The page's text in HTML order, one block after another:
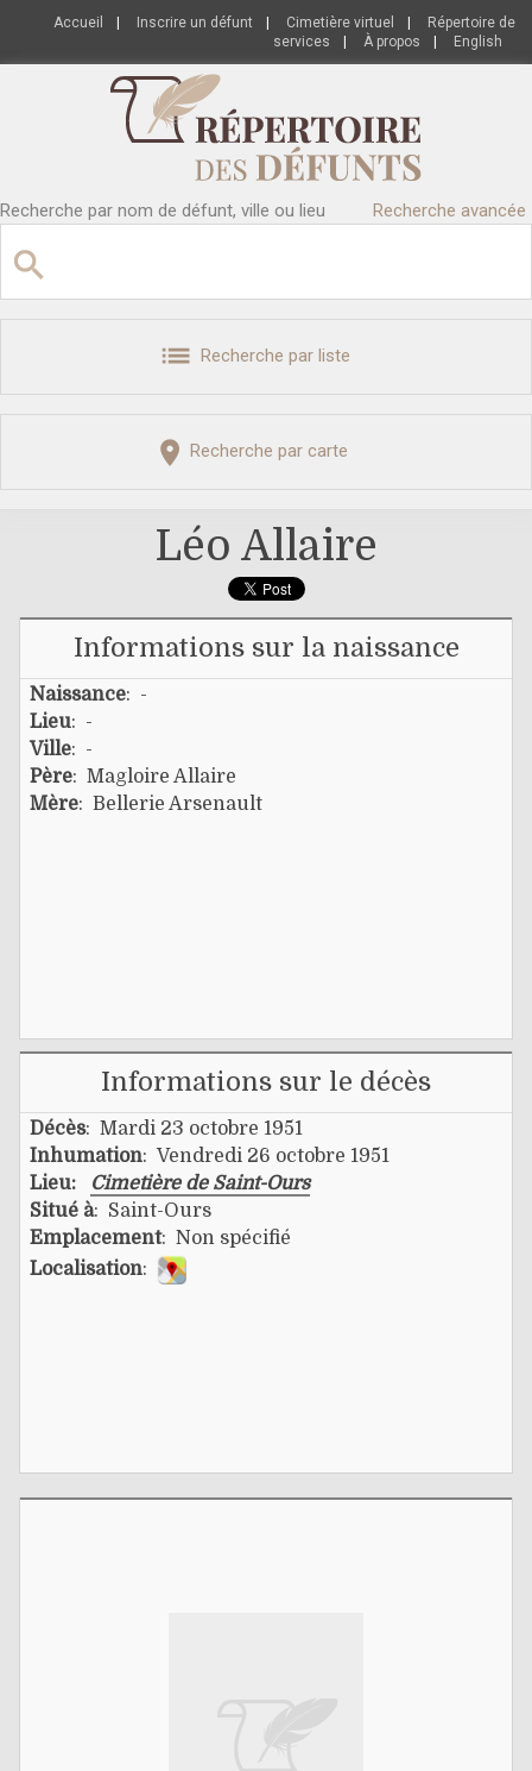
Accueil Inscrire un défunt Cimetière virtuel
Répertoire de
services
À propos English
Recherche par nom de défunt, ville ou lieu Recherche avancée
Recherche par liste
Recherche par carte
Léo Allaire
Informations sur la naissance
Naissance: -
Lieu: -
Ville: -
Père: Magloire Allaire
Mère: Bellerie Arsenault
Informations sur le décès
Décès: Mardi 23 octobre 1951
Inhumation: Vendredi 26 octobre 1951
Lieu:
Cimetière de Saint-Ours
Situé à: Saint-Ours
Emplacement: Non spécifié
Localisation: